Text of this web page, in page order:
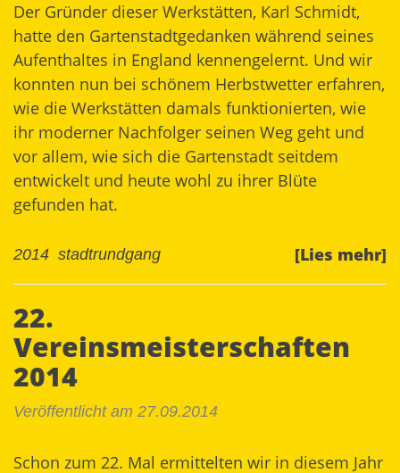
Der Gründer dieser Werkstätten, Karl Schmidt,
hatte den Gartenstadtgedanken während seines
Aufenthaltes in England kennengelernt. Und wir
konnten nun bei schönem Herbstwetter erfahren,
wie die Werkstätten damals funktionierten, wie
ihr moderner Nachfolger seinen Weg geht und
vor allem, wie sich die Gartenstadt seitdem
entwickelt und heute wohl zu ihrer Blüte
gefunden hat.
[Lies mehr]
2014 stadtrundgang
22.
Vereinsmeisterschaften
2014
Veröffentlicht am 27.09.2014
Schon zum 22. Mal ermittelten wir in diesem Jahr